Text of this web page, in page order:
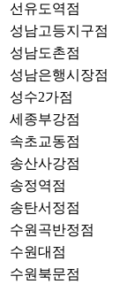
선유도역점
성남고등지구점
성남도촌점
성남은행시장점
성수2가점
세종부강점
속초교동점
송산사강점
송정역점
송탄서정점
수원곡반정점
수원대점
수원북문점